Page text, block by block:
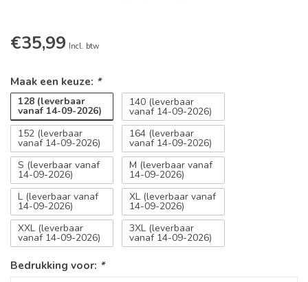
€35,99 Incl. btw
Maak een keuze: *
128 (leverbaar
vanaf 14-09-2026)
140 (leverbaar
vanaf 14-09-2026)
152 (leverbaar
vanaf 14-09-2026)
164 (leverbaar
vanaf 14-09-2026)
S (leverbaar vanaf
14-09-2026)
M (leverbaar vanaf
14-09-2026)
L (leverbaar vanaf
14-09-2026)
XL (leverbaar vanaf
14-09-2026)
XXL (leverbaar
vanaf 14-09-2026)
3XL (leverbaar
vanaf 14-09-2026)
Bedrukking voor: *